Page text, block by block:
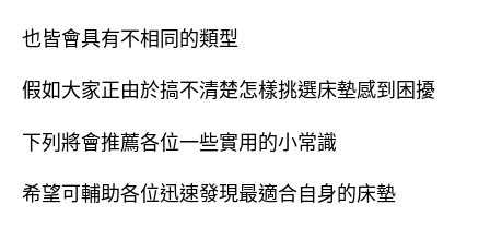
也皆會具有不相同的類型
假如大家正由於搞不清楚怎樣挑選床墊感到困擾
下列將會推薦各位一些實用的小常識
希望可輔助各位迅速發現最適合自身的床墊